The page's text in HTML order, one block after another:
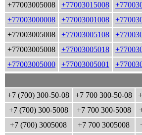
+77003005008
+77003015008
+77003000008
+77003001008
+77003005008
+77003005108
+77003005008
+77003005018
+77003005000
+77003005001
+7 (700) 300-50-08
+7 700 300-50-08
+7 (700) 300-5008
+7 700 300-5008
+7 (700) 3005008
+7 700 3005008